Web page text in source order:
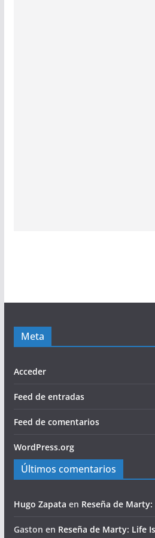
Meta
Acceder
Feed de entradas
Feed de comentarios
WordPress.org
Últimos comentarios
Hugo Zapata en Reseña de
Gaston en Reseña de Marty: Life